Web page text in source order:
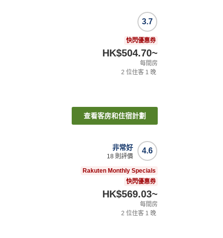
3.7
快閃優惠券
HK$504.70~
每間房
2 位住客 1 晚
查看客房和住宿計劃
4.6
非常好
18 則評價
Rakuten Monthly Specials
快閃優惠券
HK$569.03~
每間房
2 位住客 1 晚